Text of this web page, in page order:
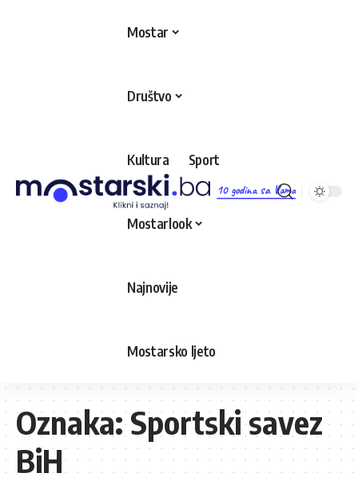
10 godina sa Vama
Mostar
Društvo
Kultura Sport
Mostarlook
Najnovije
Mostarsko ljeto
Oznaka:Sportski savez
BiH